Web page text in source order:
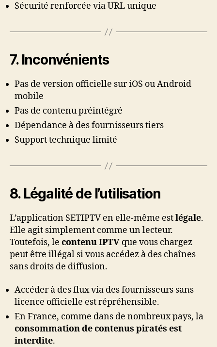
Sécurité renforcée via URL unique
7. Inconvénients
Pas de version officielle sur iOS ou Android
mobile
Pas de contenu préintégré
Dépendance à des fournisseurs tiers
Support technique limité
8. Légalité de l’utilisation
L’application SETIPTV en elle-même estlégale.
Elle agit simplement comme un lecteur.
Toutefois, le contenu IPTV que vous chargez
peut être illégal si vous accédez à des chaînes
sans droits de diffusion.
Accéder à des flux via des fournisseurs sans
licence officielle est répréhensible.
En France, comme dans de nombreux pays, la
consommation de contenus piratés est
interdite.